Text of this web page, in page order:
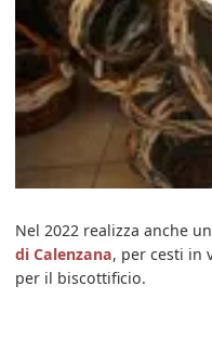
Nel 2022 realizza anche
di Calenzana, per cesti in
per il biscottificio.